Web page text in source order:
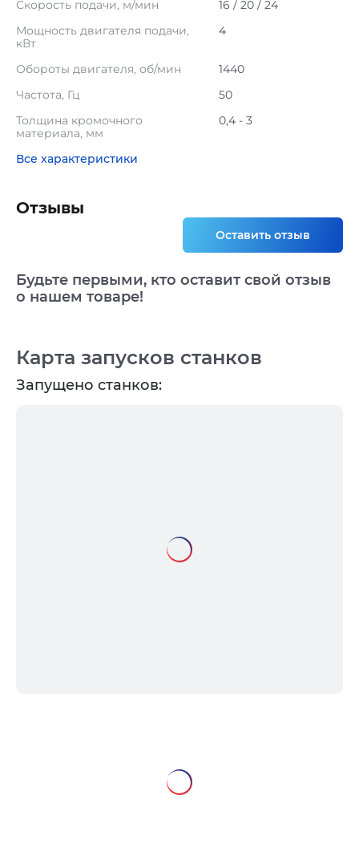
Скорость подачи, м/мин
16 / 20 / 24
Мощность двигателя подачи,
кВт
4
Обороты двигателя, об/мин
1440
Частота, Гц
50
Толщина кромочного
материала, мм
0,4 - 3
Все характеристики
Карта запусков станков
Запущено станков:
Отзывы
Оставить отзыв
Будьте первыми, кто оставит свой отзыв
о нашем товаре!